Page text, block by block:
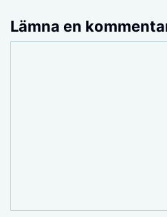
Lämna en